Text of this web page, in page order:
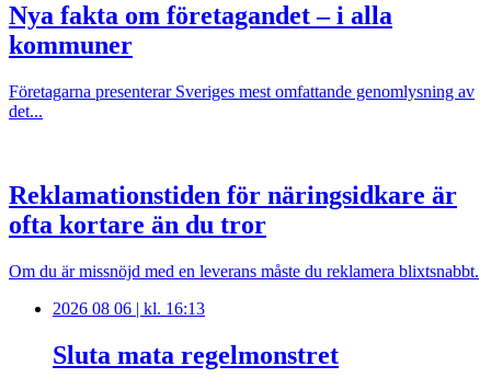
Nya fakta om företagandet – i alla
kommuner
Företagarna presenterar Sveriges mest omfattande genomlysning av
det...
Reklamationstiden för näringsidkare är
ofta kortare än du tror
Om du är missnöjd med en leverans måste du reklamera blixtsnabbt.
2026 08 06 | kl. 16:13
Sluta mata regelmonstret